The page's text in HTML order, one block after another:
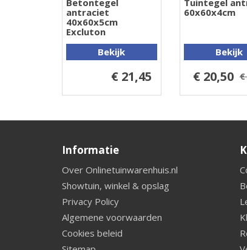
antraciet
40x60x5cm
Excluton
Bekijk
€ 21,45
60x60x4cm
Bekijk
€ 20,50 €
Informatie
Over Onlinetuinwarenhuis.nl
Showtuin, winkel & opslag
Privacy Policy
Algemene voorwaarden
Cookies beleid